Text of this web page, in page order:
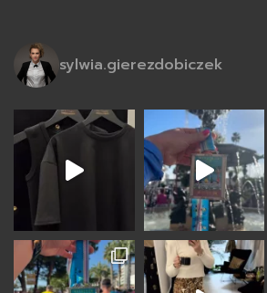
sylwia.gierezdobiczek